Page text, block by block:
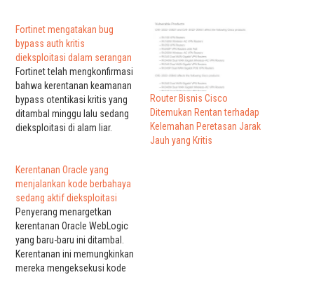
Fortinet mengatakan bug
bypass auth kritis
dieksploitasi dalam serangan
Fortinet telah mengkonfirmasi
bahwa kerentanan keamanan
bypass otentikasi kritis yang
ditambal minggu lalu sedang
dieksploitasi di alam liar.
autentikasi pada antarmuka
administratif yang
memungkinkan pelaku
ancaman jarak jauh untuk
masuk ke firewall FortiGate,
proxy web FortiProxy, dan
FortiSwitch Manager (FSWM).
"Sebuah bypass otentikasi
Router Bisnis Cisco
Ditemukan Rentan terhadap
Kelemahan Peretasan Jarak
Jauh yang Kritis
Kerentanan Oracle yang
menjalankan kode berbahaya
sedang aktif dieksploitasi
Penyerang menargetkan
kerentanan Oracle WebLogic
yang baru-baru ini ditambal.
Kerentanan ini memungkinkan
mereka mengeksekusi kode